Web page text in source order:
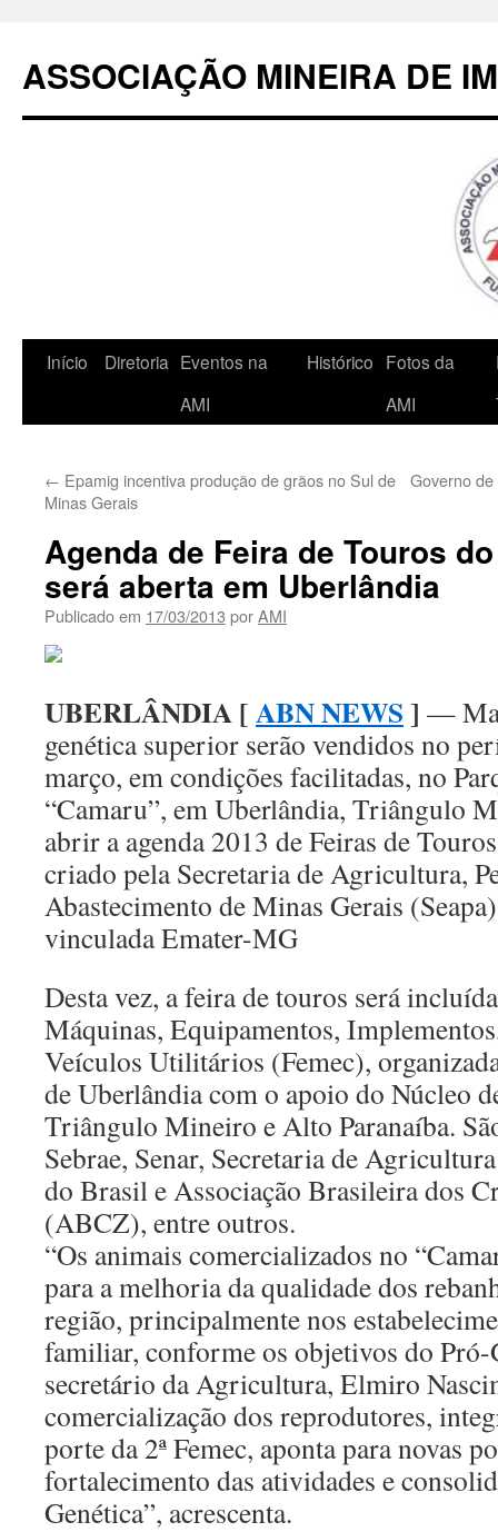
conteúdo
ASSOCIAÇÃO MINEIRA DE
Início Diretoria Eventos na
AMI
Histórico Fotos da
AMI
← Epamig incentiva produção de grãos no Sul de
Minas Gerais
Governo
Agenda de Feira de Touros
será aberta em Uberlândia
Publicado em 17/03/2013 porAMI
UBERLÂNDIA [ABN NEWS] —
genética superior serão vendidos no
março, em condições facilitadas, no
“Camaru”, em Uberlândia, Triângulo
abrir a agenda 2013 de Feiras de
criado pela Secretaria de Agricultura,
Abastecimento de Minas Gerais
vinculada Emater-MG
Desta vez, a feira de touros será
Máquinas, Equipamentos,
Veículos Utilitários (Femec),
de Uberlândia com o apoio do Núcleo
Triângulo Mineiro e Alto Paranaíba.
Sebrae, Senar, Secretaria de
do Brasil e Associação Brasileira dos
(ABCZ), entre outros.
“Os animais comercializados no
para a melhoria da qualidade dos
região, principalmente nos
familiar, conforme os objetivos do Pró-
secretário da Agricultura, Elmiro
comercialização dos reprodutores,
porte da 2ª Femec, aponta para novas
fortalecimento das atividades e
Genética”, acrescenta.